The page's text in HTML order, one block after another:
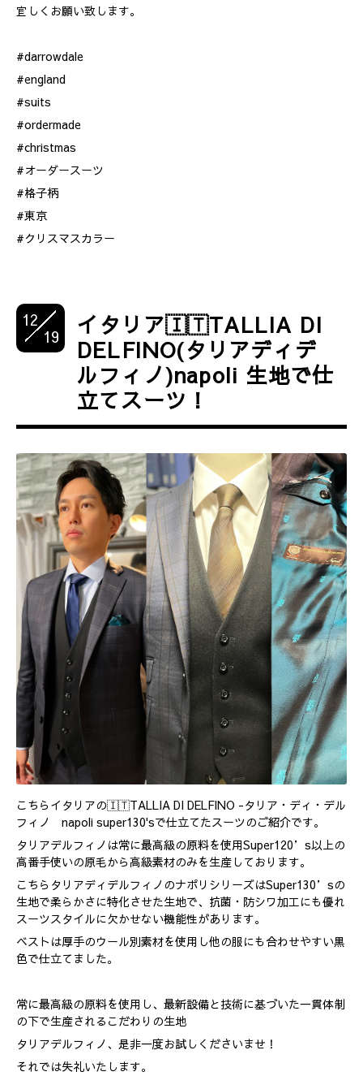
宜しくお願い致します。
#darrowdale
#england
#suits
#ordermade
#christmas
#オーダースーツ
#格子柄
#東京
#クリスマスカラー
12
19
イタリア🇮🇹TALLIA DI
DELFINO(タリアディデ
ルフィノ)napoli 生地で仕
立てスーツ！
こちらイタリアの🇮🇹TALLIA DI DELFINO -タリア・ディ・デル
フィノ napoli super130'sで仕立てたスーツのご紹介です。
タリアデルフィノは常に最高級の原料を使用Super120’s以上の
高番手使いの原毛から高級素材のみを生産しております。
こちらタリアディデルフィノのナポリシリーズはSuper130’sの
生地で柔らかさに特化させた生地で、抗菌・防シワ加工にも優れ
スーツスタイルに欠かせない機能性があります。
ベストは厚手のウール別素材を使用し他の服にも合わせやすい黒
色で仕立てました。
常に最高級の原料を使用し、最新設備と技術に基づいた一貫体制
の下で生産されるこだわりの生地
タリアデルフィノ、是非一度お試しくださいませ！
それでは失礼いたします。